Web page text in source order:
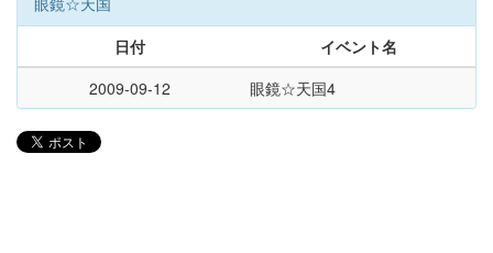
日付
イベント名
2009-09-12
眼鏡☆天国4